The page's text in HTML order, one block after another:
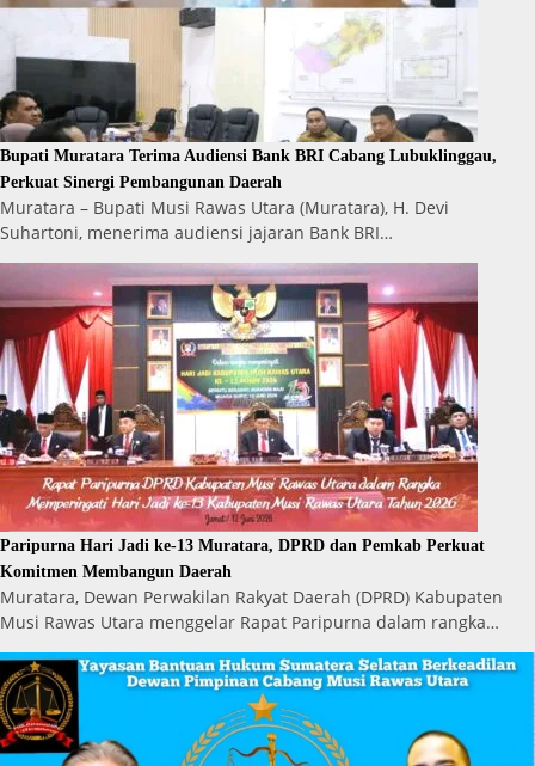
Bupati Muratara Terima Audiensi Bank BRI Cabang Lubuklinggau,
Perkuat Sinergi Pembangunan Daerah
Muratara – Bupati Musi Rawas Utara (Muratara), H. Devi
Suhartoni, menerima audiensi jajaran Bank BRI…
Paripurna Hari Jadi ke-13 Muratara, DPRD dan Pemkab Perkuat
Komitmen Membangun Daerah
Muratara, Dewan Perwakilan Rakyat Daerah (DPRD) Kabupaten
Musi Rawas Utara menggelar Rapat Paripurna dalam rangka…